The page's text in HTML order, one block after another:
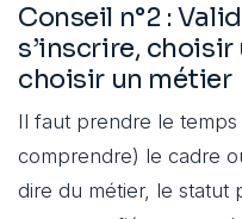
Conseil n°2 :
s’inscrire, choisir
choisir un métier
Il faut prendre le
comprendre) le cadre
dire du métier, le statut